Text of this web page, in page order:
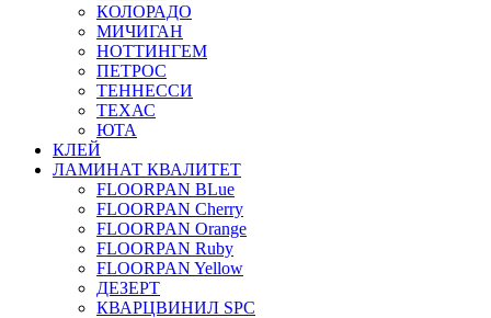
КОЛОРАДО
МИЧИГАН
НОТТИНГЕМ
ПЕТРОС
ТЕННЕССИ
ТЕХАС
ЮТА
КЛЕЙ
ЛАМИНАТ КВАЛИТЕТ
FLOORPAN BLue
FLOORPAN Cherry
FLOORPAN Orange
FLOORPAN Ruby
FLOORPAN Yellow
ДЕЗЕРТ
КВАРЦВИНИЛ SPC